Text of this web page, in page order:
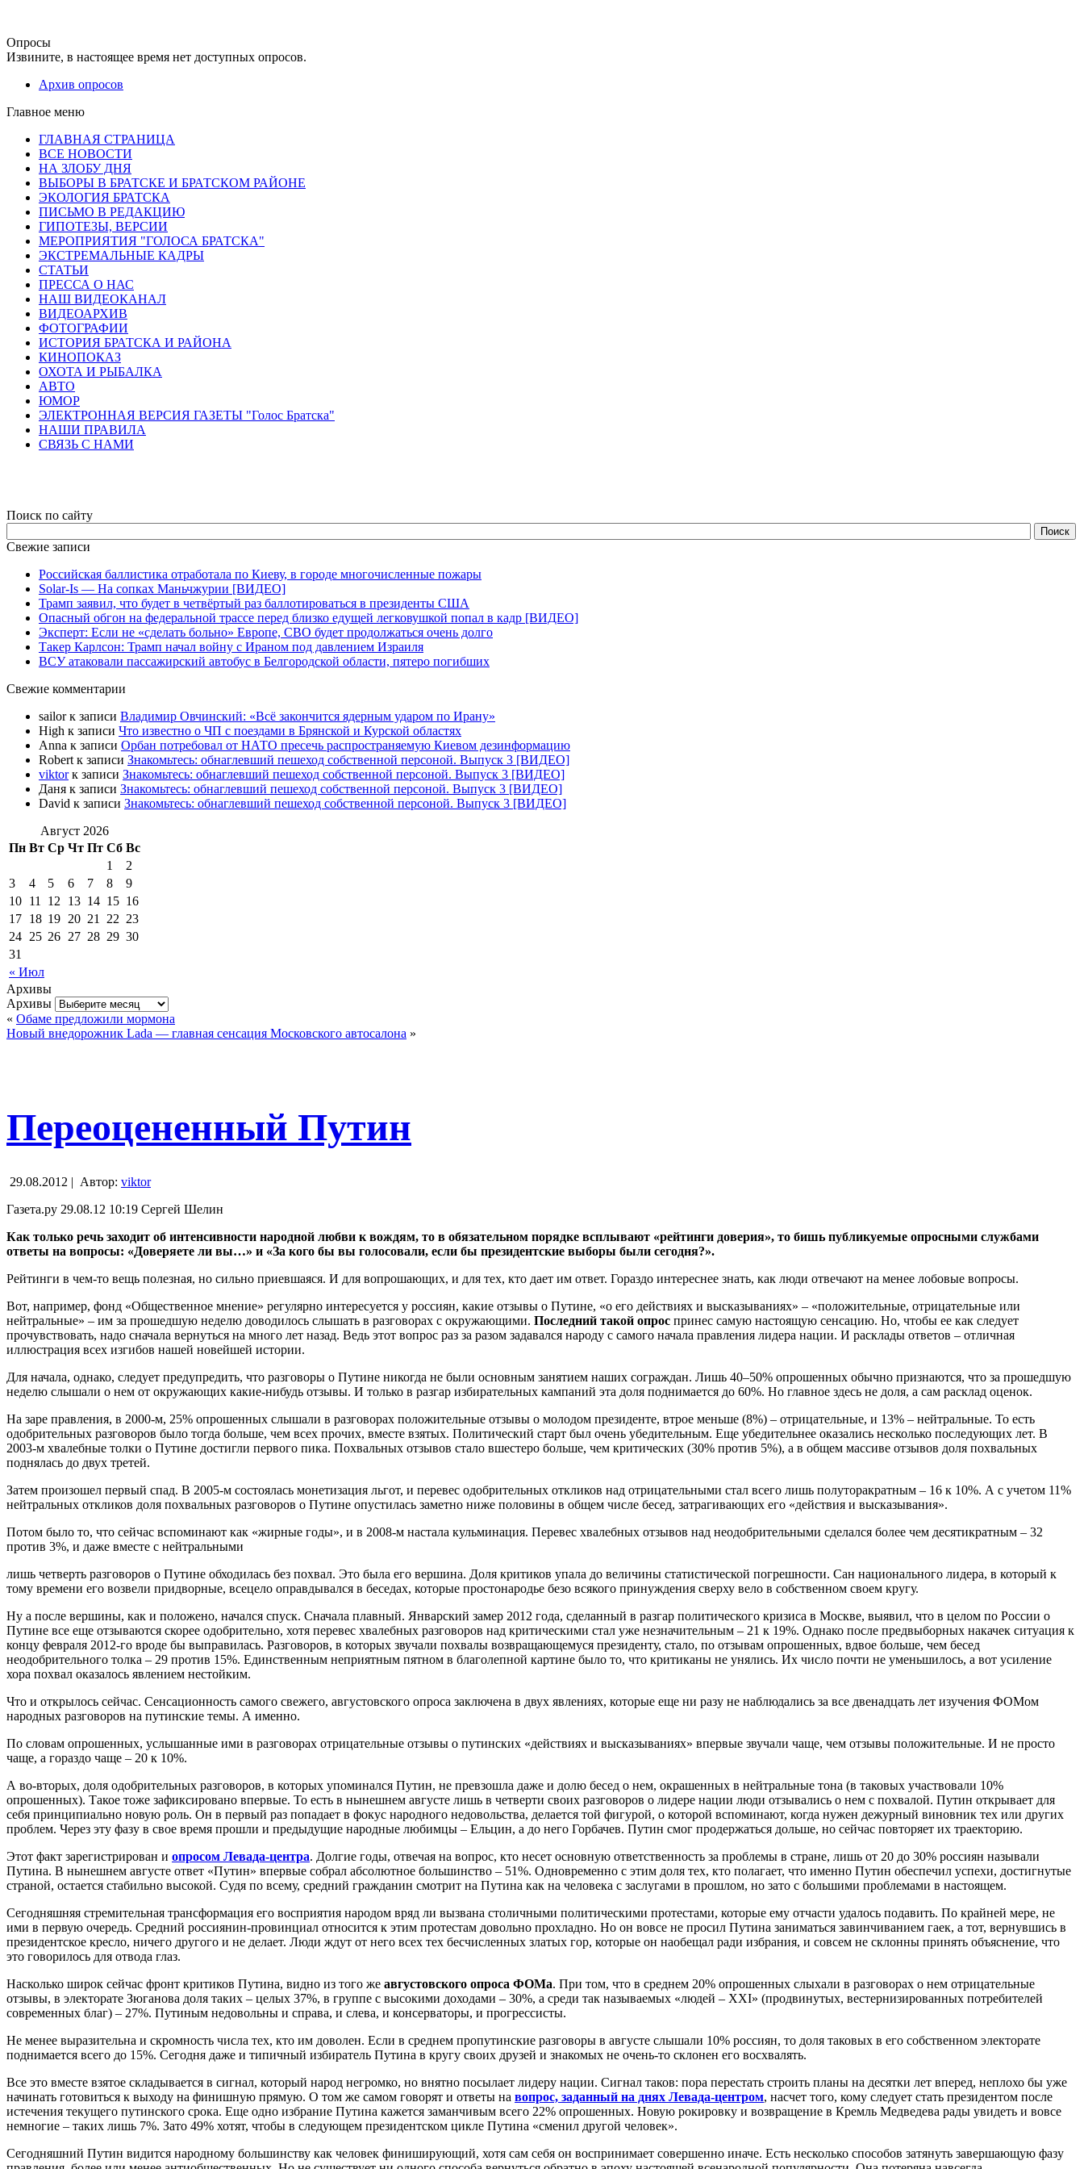
Опросы
Извините, в настоящее время нет доступных опросов.
Архив опросов
Главное меню
ГЛАВНАЯ СТРАНИЦА
ВСЕ НОВОСТИ
НА ЗЛОБУ ДНЯ
ВЫБОРЫ В БРАТСКЕ И БРАТСКОМ РАЙОНЕ
ЭКОЛОГИЯ БРАТСКА
ПИСЬМО В РЕДАКЦИЮ
ГИПОТЕЗЫ, ВЕРСИИ
МЕРОПРИЯТИЯ "ГОЛОСА БРАТСКА"
ЭКСТРЕМАЛЬНЫЕ КАДРЫ
СТАТЬИ
ПРЕССА О НАС
НАШ ВИДЕОКАНАЛ
ВИДЕОАРХИВ
ФОТОГРАФИИ
ИСТОРИЯ БРАТСКА И РАЙОНА
КИНОПОКАЗ
ОХОТА И РЫБАЛКА
АВТО
ЮМОР
ЭЛЕКТРОННАЯ ВЕРСИЯ ГАЗЕТЫ "Голос Братска"
НАШИ ПРАВИЛА
СВЯЗЬ С НАМИ
Поиск по сайту
Свежие записи
Российская баллистика отработала по Киеву, в городе многочисленные пожары
Solar-Is — На сопках Маньчжурии [ВИДЕО]
Трамп заявил, что будет в четвёртый раз баллотироваться в президенты США
Опасный обгон на федеральной трассе перед близко едущей легковушкой попал в кадр [ВИДЕО]
Эксперт: Если не «сделать больно» Европе, СВО будет продолжаться очень долго
Такер Карлсон: Трамп начал войну с Ираном под давлением Израиля
ВСУ атаковали пассажирский автобус в Белгородской области, пятеро погибших
Свежие комментарии
sailorк записи Владимир Овчинский: «Всё закончится ядерным ударом по Ирану»
High к записи Что известно о ЧП с поездами в Брянской и Курской областях
Anna к записи Орбан потребовал от НАТО пресечь распространяемую Киевом дезинформацию
Robert к записи Знакомьтесь: обнаглевший пешеход собственной персоной. Выпуск 3 [ВИДЕО]
viktorк записи Знакомьтесь: обнаглевший пешеход собственной персоной. Выпуск 3 [ВИДЕО]
Даня к записи Знакомьтесь: обнаглевший пешеход собственной персоной. Выпуск 3 [ВИДЕО]
David к записи Знакомьтесь: обнаглевший пешеход собственной персоной. Выпуск 3 [ВИДЕО]
Август 2026
Пн Вт Ср Чт Пт Сб Вс
« Июл
1
2
3
4 5 6 7 8
9
10 11 12 13 14 15 16
17 18 19 20 21 22 23
24 25 26 27 28 29 30
31
Архивы
Архивы
« Обаме предложили мормона
Новый внедорожник Lada — главная сенсация Московского автосалона »
Переоцененный Путин
29.08.2012 | Автор: viktor
Газета.ру 29.08.12 10:19 Сергей Шелин
Как только речь заходит об интенсивности народной любви к вождям, то в обязательном порядке всплывают «рейтинги доверия», то бишь публикуемые опросными службами
ответы на вопросы: «Доверяете ли вы…» и «За кого бы вы голосовали, если бы президентские выборы были сегодня?».
Рейтинги в чем-то вещь полезная, но сильно приевшаяся. И для вопрошающих, и для тех, кто дает им ответ. Гораздо интереснее знать, как люди отвечают на менее лобовые вопросы.
Вот, например, фонд «Общественное мнение» регулярно интересуется у россиян, какие отзывы о Путине, «о его действиях и высказываниях» – «положительные, отрицательные или
нейтральные» – им за прошедшую неделю доводилось слышать в разговорах с окружающими. Последний такой опрос принес самую настоящую сенсацию. Но, чтобы ее как следует
прочувствовать, надо сначала вернуться на много лет назад. Ведь этот вопрос раз за разом задавался народу с самого начала правления лидера нации. И расклады ответов – отличная
иллюстрация всех изгибов нашей новейшей истории.
Для начала, однако, следует предупредить, что разговоры о Путине никогда не были основным занятием наших сограждан. Лишь 40–50% опрошенных обычно признаются, что за прошедшую
неделю слышали о нем от окружающих какие-нибудь отзывы. И только в разгар избирательных кампаний эта доля поднимается до 60%. Но главное здесь не доля, а сам расклад оценок.
На заре правления, в 2000-м, 25% опрошенных слышали в разговорах положительные отзывы о молодом президенте, втрое меньше (8%) – отрицательные, и 13% – нейтральные. То есть
одобрительных разговоров было тогда больше, чем всех прочих, вместе взятых. Политический старт был очень убедительным. Еще убедительнее оказались несколько последующих лет. В
2003-м хвалебные толки о Путине достигли первого пика. Похвальных отзывов стало вшестеро больше, чем критических (30% против 5%), а в общем массиве отзывов доля похвальных
поднялась до двух третей.
Затем произошел первый спад. В 2005-м состоялась монетизация льгот, и перевес одобрительных откликов над отрицательными стал всего лишь полуторакратным – 16 к 10%. А с учетом 11%
нейтральных откликов доля похвальных разговоров о Путине опустилась заметно ниже половины в общем числе бесед, затрагивающих его «действия и высказывания».
Потом было то, что сейчас вспоминают как «жирные годы», и в 2008-м настала кульминация. Перевес хвалебных отзывов над неодобрительными сделался более чем десятикратным – 32
против 3%, и даже вместе с нейтральными
лишь четверть разговоров о Путине обходилась без похвал. Это была его вершина. Доля критиков упала до величины статистической погрешности. Сан национального лидера, в который к
тому времени его возвели придворные, всецело оправдывался в беседах, которые простонародье безо всякого принуждения сверху вело в собственном своем кругу.
Ну а после вершины, как и положено, начался спуск. Сначала плавный. Январский замер 2012 года, сделанный в разгар политического кризиса в Москве, выявил, что в целом по России о
Путине все еще отзываются скорее одобрительно, хотя перевес хвалебных разговоров над критическими стал уже незначительным – 21 к 19%. Однако после предвыборных накачек ситуация к
концу февраля 2012-го вроде бы выправилась. Разговоров, в которых звучали похвалы возвращающемуся президенту, стало, по отзывам опрошенных, вдвое больше, чем бесед
неодобрительного толка – 29 против 15%. Единственным неприятным пятном в благолепной картине было то, что критиканы не унялись. Их число почти не уменьшилось, а вот усиление
хора похвал оказалось явлением нестойким.
Что и открылось сейчас. Сенсационность самого свежего, августовского опроса заключена в двух явлениях, которые еще ни разу не наблюдались за все двенадцать лет изучения ФОМом
народных разговоров на путинские темы. А именно.
По словам опрошенных, услышанные ими в разговорах отрицательные отзывы о путинских «действиях и высказываниях» впервые звучали чаще, чем отзывы положительные. И не просто
чаще, а гораздо чаще – 20 к 10%.
А во-вторых, доля одобрительных разговоров, в которых упоминался Путин, не превзошла даже и долю бесед о нем, окрашенных в нейтральные тона (в таковых участвовали 10%
опрошенных). Такое тоже зафиксировано впервые. То есть в нынешнем августе лишь в четверти своих разговоров о лидере нации люди отзывались о нем с похвалой. Путин открывает для
себя принципиально новую роль. Он в первый раз попадает в фокус народного недовольства, делается той фигурой, о которой вспоминают, когда нужен дежурный виновник тех или других
проблем. Через эту фазу в свое время прошли и предыдущие народные любимцы – Ельцин, а до него Горбачев. Путин смог продержаться дольше, но сейчас повторяет их траекторию.
Этот факт зарегистрирован и опросом Левада-центра. Долгие годы, отвечая на вопрос, кто несет основную ответственность за проблемы в стране, лишь от 20 до 30% россиян называли
Путина. В нынешнем августе ответ «Путин» впервые собрал абсолютное большинство – 51%. Одновременно с этим доля тех, кто полагает, что именно Путин обеспечил успехи, достигнутые
страной, остается стабильно высокой. Судя по всему, средний гражданин смотрит на Путина как на человека с заслугами в прошлом, но зато с большими проблемами в настоящем.
Сегодняшняя стремительная трансформация его восприятия народом вряд ли вызвана столичными политическими протестами, которые ему отчасти удалось подавить. По крайней мере, не
ими в первую очередь. Средний россиянин-провинциал относится к этим протестам довольно прохладно. Но он вовсе не просил Путина заниматься завинчиванием гаек, а тот, вернувшись в
президентское кресло, ничего другого и не делает. Люди ждут от него всех тех бесчисленных златых гор, которые он наобещал ради избрания, и совсем не склонны принять объяснение, что
это говорилось для отвода глаз.
Насколько широк сейчас фронт критиков Путина, видно из того же августовского опроса ФОМа. При том, что в среднем 20% опрошенных слыхали в разговорах о нем отрицательные
отзывы, в электорате Зюганова доля таких – целых 37%, в группе с высокими доходами – 30%, а среди так называемых «людей – XXI» (продвинутых, вестернизированных потребителей
современных благ) – 27%. Путиным недовольны и справа, и слева, и консерваторы, и прогрессисты.
Не менее выразительна и скромность числа тех, кто им доволен. Если в среднем пропутинские разговоры в августе слышали 10% россиян, то доля таковых в его собственном электорате
поднимается всего до 15%. Сегодня даже и типичный избиратель Путина в кругу своих друзей и знакомых не очень-то склонен его восхвалять.
Все это вместе взятое складывается в сигнал, который народ негромко, но внятно посылает лидеру нации. Сигнал таков: пора перестать строить планы на десятки лет вперед, неплохо бы уже
начинать готовиться к выходу на финишную прямую. О том же самом говорят и ответы на вопрос, заданный на днях Левада-центром, насчет того, кому следует стать президентом после
истечения текущего путинского срока. Еще одно избрание Путина кажется заманчивым всего 22% опрошенных. Новую рокировку и возвращение в Кремль Медведева рады увидеть и вовсе
немногие – таких лишь 7%. Зато 49% хотят, чтобы в следующем президентском цикле Путина «сменил другой человек».
Сегодняшний Путин видится народному большинству как человек финиширующий, хотя сам себя он воспринимает совершенно иначе. Есть несколько способов затянуть завершающую фазу